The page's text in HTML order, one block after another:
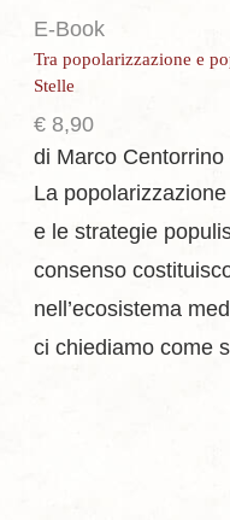
E-Book
Tra popolarizzazione e
Stelle
€ 8,90
di Marco Centorrino
La
e le strategie
consenso
nell’ecosistema
ci chiediamo come